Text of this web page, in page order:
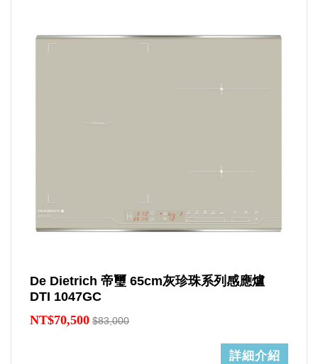
De Dietrich 帝璽 65cm灰珍珠系列感應爐
DTI 1047GC
NT$70,500 $83,000
詳細介紹